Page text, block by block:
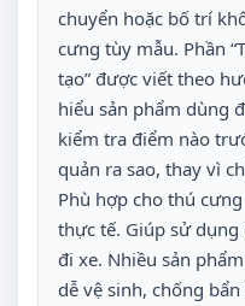
chuyển hoặc bố trí
cưng tùy mẫu. Phần
tạo” được viết theo
hiểu sản phẩm dùng
kiểm tra điểm nào
quản ra sao, thay vì
Phù hợp cho thú
thực tế. Giúp sử
đi xe. Nhiều sản
dễ vệ sinh, chống